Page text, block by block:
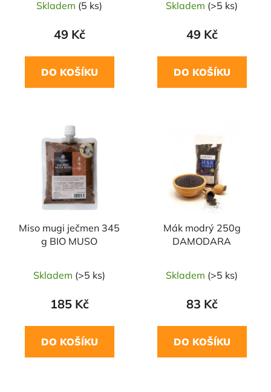
Skladem (5 ks)
49 Kč
DO KOŠÍKU
Skladem (>5 ks)
49 Kč
DO KOŠÍKU
Miso mugi ječmen 345
g BIO MUSO
Skladem (>5 ks)
185 Kč
DO KOŠÍKU
Mák modrý 250g
DAMODARA
Skladem (>5 ks)
83 Kč
DO KOŠÍKU